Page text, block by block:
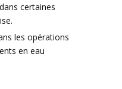
certaines
les opérations
en eau